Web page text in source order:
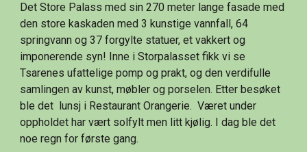
Det Store Palass med sin 270 meter lange fasade med
den store kaskaden med 3 kunstige vannfall, 64
springvann og 37 forgylte statuer, et vakkert og
imponerende syn! Inne i Storpalasset fikk vi se
Tsarenes ufattelige pomp og prakt, og den verdifulle
samlingen av kunst, møbler og porselen. Etter besøket
ble det  lunsj i Restaurant Orangerie.  Været under
oppholdet har vært solfylt men litt kjølig. I dag ble det
noe regn for første gang.